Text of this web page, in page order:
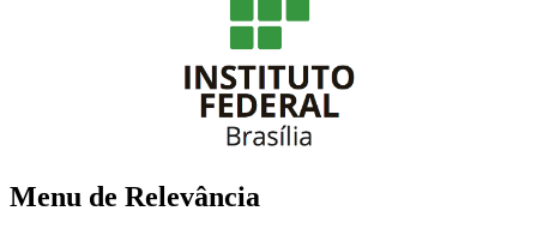
Menu de Relevância